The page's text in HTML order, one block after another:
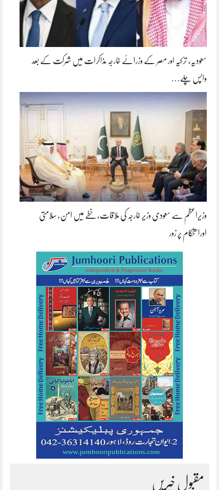
سعودیہ، ترکیہ اور مصر کے وزرائے خارجہ مذاکرات میں شرکت کے بعد
واپس چلے…
وزیراعظم سے سعودی وزیر خارجہ کی ملاقات، خطے میں امن، سلامتی
اوراستحکام پر زور
مقبول خبریں